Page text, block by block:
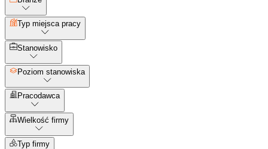
Typ miejsca pracy
Stanowisko
Poziom stanowiska
Pracodawca
Wielkość firmy
Typ firmy